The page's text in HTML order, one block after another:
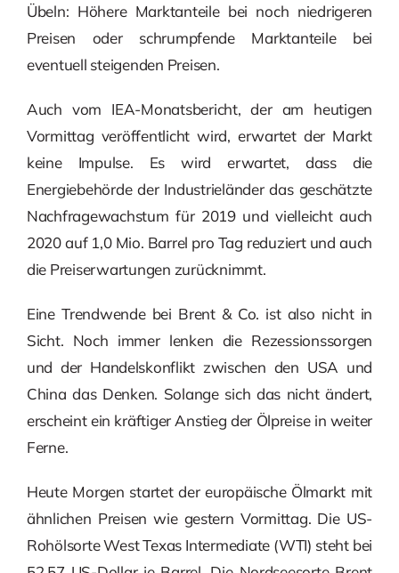
Übeln: Höhere Marktanteile bei noch niedrigeren
Preisen oder schrumpfende Marktanteile bei
eventuell steigenden Preisen.
Auch vom IEA-Monatsbericht, der am heutigen
Vormittag veröffentlicht wird, erwartet der Markt
keine Impulse. Es wird erwartet, dass die
Energiebehörde der Industrieländer das geschätzte
Nachfragewachstum für 2019 und vielleicht auch
2020 auf 1,0 Mio. Barrel pro Tag reduziert und auch
die Preiserwartungen zurücknimmt.
Eine Trendwende bei Brent & Co. ist also nicht in
Sicht. Noch immer lenken die Rezessionssorgen
und der Handelskonflikt zwischen den USA und
China das Denken. Solange sich das nicht ändert,
erscheint ein kräftiger Anstieg der Ölpreise in weiter
Ferne.
Heute Morgen startet der europäische Ölmarkt mit
ähnlichen Preisen wie gestern Vormittag. Die US-
Rohölsorte West Texas Intermediate (WTI) steht bei